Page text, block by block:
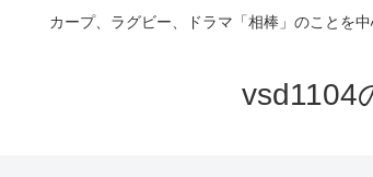
カープ、ラグビー、ドラマ「相棒」のことを
vsd1104